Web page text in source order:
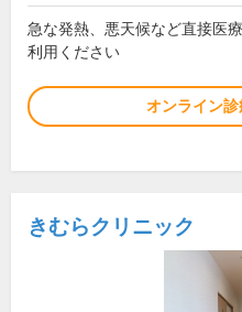
急な発熱、悪天候など直接医
利用ください
オンライン
きむらクリニック